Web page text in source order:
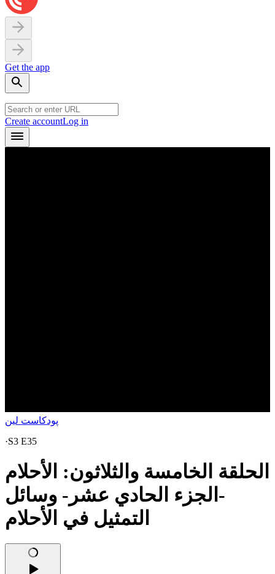
Get the app
Create accountLog in
پودكاست لين
·S3 E35
الحلقة الخامسة والثلاثون: الأحلام
-الجزء الحادي عشر- وسائل
التمثيل في الأحلام